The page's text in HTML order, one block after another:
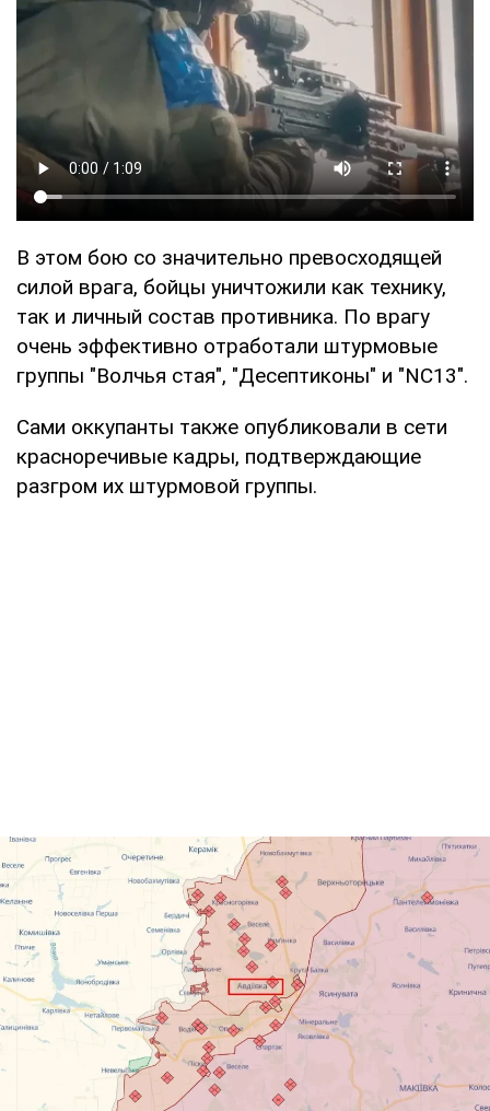
В этом бою со значительно превосходящей
силой врага, бойцы уничтожили как технику,
так и личный состав противника. По врагу
очень эффективно отработали штурмовые
группы "Волчья стая", "Десептиконы" и "NC13".
Сами оккупанты также опубликовали в сети
красноречивые кадры, подтверждающие
разгром их штурмовой группы.